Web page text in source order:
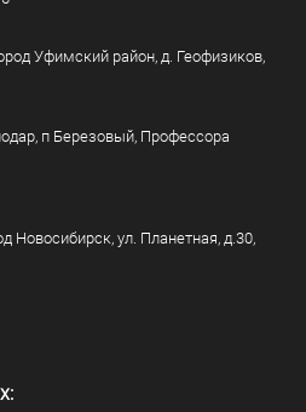
Уфимский район, д. Геофизиков,
п Березовый, Профессора
Новосибирск, ул. Планетная, д.30,